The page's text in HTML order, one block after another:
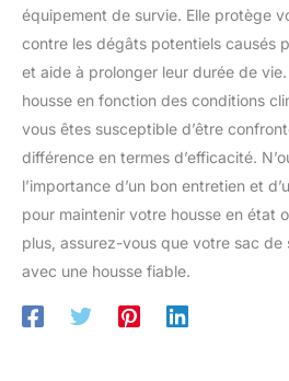
Basics, désormais Amazon
Essentials. L’emballage peut
varier mais l’article et la qualité
de
pour vêtements, pyjamas, sous-
gorge ou chaussures, chaussettes,
cosmétiques, produits de beauté,
maquillage ou même accessoires
pour un voyageur fréquent, un
randonneur, un voyageur ou un
tissu en fibre de polyester,
durable, lavable, léger, imperméable,
la poussière.
équipement de survie. Elle protège
contre les dégâts potentiels causés
et aide à prolonger leur durée de
housse en fonction des conditions
vous êtes susceptible d’être
différence en termes d’efficacité.
l’importance d’un bon entretien et
pour maintenir votre housse en état
plus, assurez-vous que votre sac
avec une housse fiable.